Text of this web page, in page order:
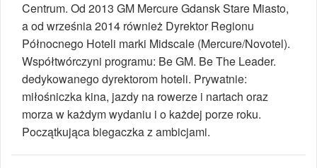
Centrum. Od 2013 GM Mercure Gdansk Stare Miasto,
a od września 2014 również Dyrektor Regionu
Północnego Hoteli marki Midscale (Mercure/Novotel).
Współtwórczyni programu: Be GM. Be The Leader.
dedykowanego dyrektorom hoteli. Prywatnie:
miłośniczka kina, jazdy na rowerze i nartach oraz
morza w każdym wydaniu i o każdej porze roku.
Początkująca biegaczka z ambicjami.